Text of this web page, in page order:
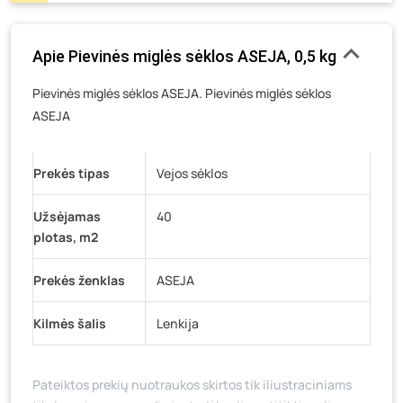
Gedimino g. 54, Tauragė- 13 vienetų
Veteranų g. 11, Visaginas- 11 vienetų
Baravykų g. 1, Druskininkai- 0 vienetų
Vilniaus g. 89D, Ukmergė
K. Donelaičio g. 17, Rokiškis
Šaltupės g. 64, Zarasai - 0 vienetų
Apie Pievinės miglės sėklos ASEJA, 0,5 kg
Pievinės miglės sėklos ASEJA. Pievinės miglės sėklos
ASEJA
Prekės tipas Vejos sėklos
Užsėjamas
plotas, m2
40
Prekės ženklas ASEJA
Kilmės šalis Lenkija
Pateiktos prekių nuotraukos skirtos tik iliustraciniams